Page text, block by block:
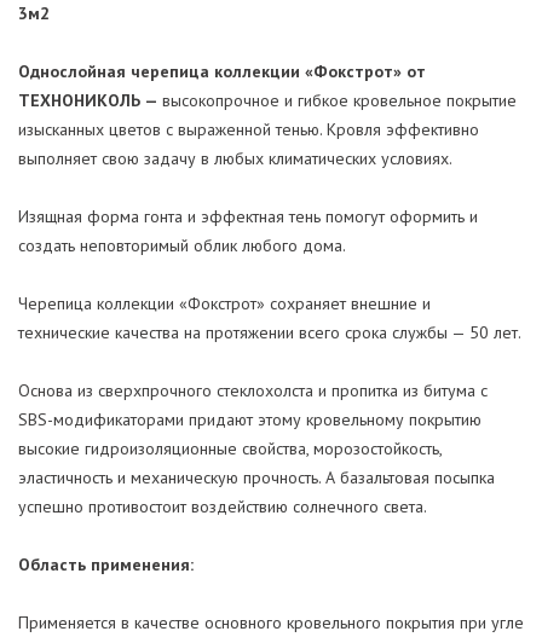
3м2
Однослойная черепица коллекции «Фокстрот» от
ТЕХНОНИКОЛЬ — высокопрочное и гибкое кровельное покрытие
изысканных цветов с выраженной тенью. Кровля эффективно
выполняет свою задачу в любых климатических условиях.
Изящная форма гонта и эффектная тень помогут оформить и
создать неповторимый облик любого дома.
Черепица коллекции «Фокстрот» сохраняет внешние и
технические качества на протяжении всего срока службы — 50 лет.
Основа из сверхпрочного стеклохолста и пропитка из битума с
SBS-модификаторами придают этому кровельному покрытию
высокие гидроизоляционные свойства, морозостойкость,
эластичность и механическую прочность. А базальтовая посыпка
успешно противостоит воздействию солнечного света.
Область применения:
Применяется в качестве основного кровельного покрытия при угле